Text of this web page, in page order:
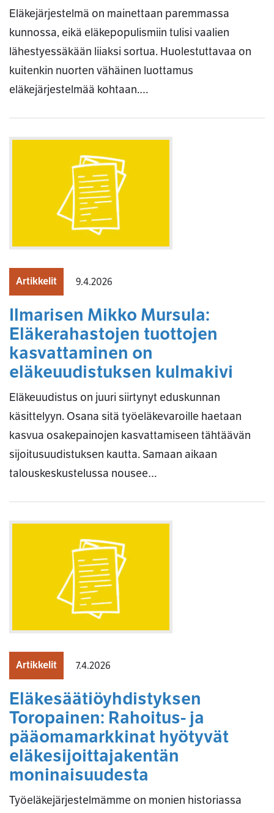
Eläkejärjestelmä on mainettaan paremmassa
kunnossa, eikä eläkepopulismiin tulisi vaalien
lähestyessäkään liiaksi sortua. Huolestuttavaa on
kuitenkin nuorten vähäinen luottamus
eläkejärjestelmää kohtaan.…
Artikkelit 9.4.2026
Ilmarisen Mikko Mursula:
Eläkerahastojen tuottojen
kasvattaminen on
eläkeuudistuksen kulmakivi
Eläkeuudistus on juuri siirtynyt eduskunnan
käsittelyyn. Osana sitä työeläkevaroille haetaan
kasvua osakepainojen kasvattamiseen tähtäävän
sijoitusuudistuksen kautta. Samaan aikaan
talouskeskustelussa nousee…
Artikkelit 7.4.2026
Eläkesäätiöyhdistyksen
Toropainen: Rahoitus- ja
pääomamarkkinat hyötyvät
eläkesijoittajakentän
moninaisuudesta
Työeläkejärjestelmämme on monien historiassa